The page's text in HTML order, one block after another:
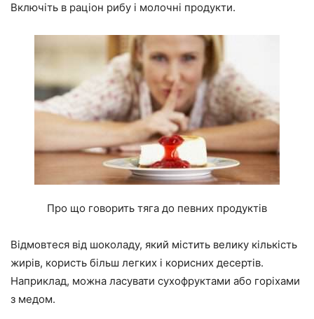
Включіть в раціон рибу і молочні продукти.
Про що говорить тяга до певних продуктів
Відмовтеся від шоколаду, який містить велику кількість
жирів, користь більш легких і корисних десертів.
Наприклад, можна ласувати сухофруктами або горіхами
з медом.